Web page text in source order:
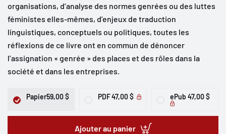
organisations, d’analyse des normes genrées ou des luttes
féministes elles-mêmes, d’enjeux de traduction
linguistiques, conceptuels ou politiques, toutes les
réflexions de ce livre ont en commun de dénoncer
l’assignation « genrée » des places et des rôles dans la
société et dans les entreprises.
Papier59,00 $ PDF47,00 $ ePub47,00 $
Ajouter au panier